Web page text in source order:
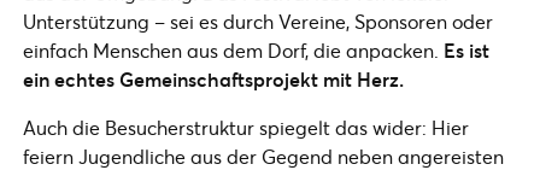
Unterstützung – sei es durch Vereine, Sponsoren oder
einfach Menschen aus dem Dorf, die anpacken. Es ist
ein echtes Gemeinschaftsprojekt mit Herz.
Auch die Besucherstruktur spiegelt das wider: Hier
feiern Jugendliche aus der Gegend neben angereisten